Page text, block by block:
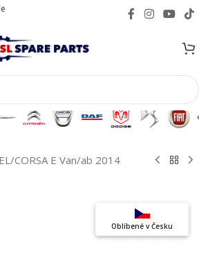
/CORSA E Van/ab 2014
Oblíbené v Česku